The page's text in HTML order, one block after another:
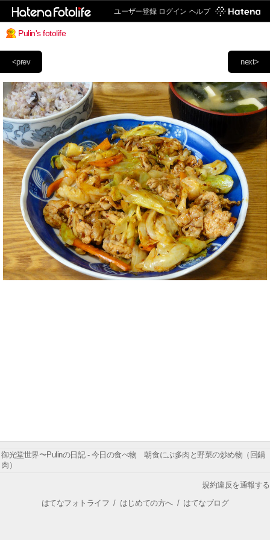
ユーザー登録 ログイン ヘルプ
Pulin's fotolife
next>
<prev
御光堂世界〜Pulinの日記 - 今日の食べ物 朝食にぶ多肉と野菜の炒め物（回鍋
肉）
規約違反を通報する
はてなフォトライフ / はじめての方へ/ はてなブログ